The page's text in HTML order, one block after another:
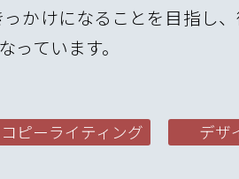
かけになることを目指し
ています。
コピーライティング デザ